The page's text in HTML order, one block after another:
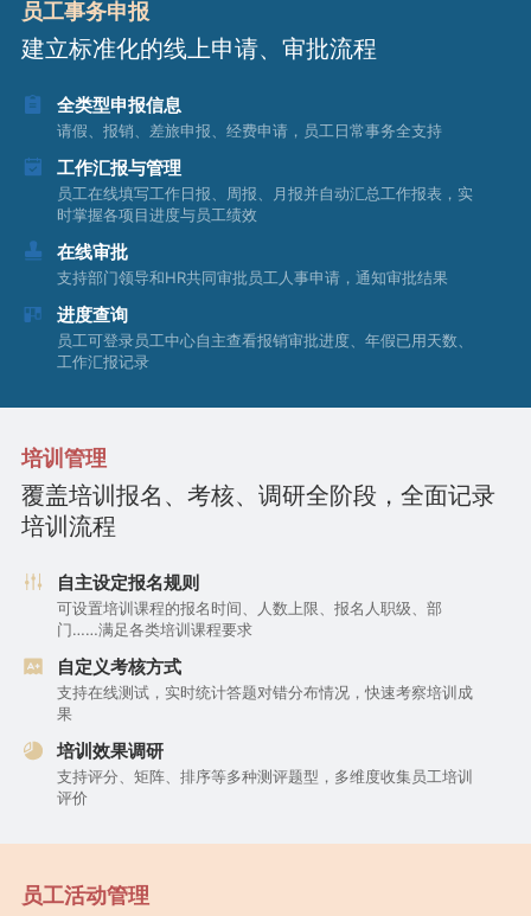
员工事务申报
建立标准化的线上申请、审批流程
全类型申报信息
请假、报销、差旅申报、经费申请，员工日常事务全支持
工作汇报与管理
员工在线填写工作日报、周报、月报并自动汇总工作报表，实
时掌握各项目进度与员工绩效
在线审批
支持部门领导和HR共同审批员工人事申请，通知审批结果
进度查询
员工可登录员工中心自主查看报销审批进度、年假已用天数、
工作汇报记录
培训管理
覆盖培训报名、考核、调研全阶段，全面记录
培训流程
自主设定报名规则
可设置培训课程的报名时间、人数上限、报名人职级、部
门……满足各类培训课程要求
自定义考核方式
支持在线测试，实时统计答题对错分布情况，快速考察培训成
果
培训效果调研
支持评分、矩阵、排序等多种测评题型，多维度收集员工培训
评价
员工活动管理